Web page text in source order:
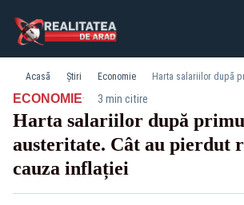
Acasă Știri Economie
ECONOMIE· 3 min citire
Harta salariilor după
austeritate. Cât au pierdut
cauza inflației